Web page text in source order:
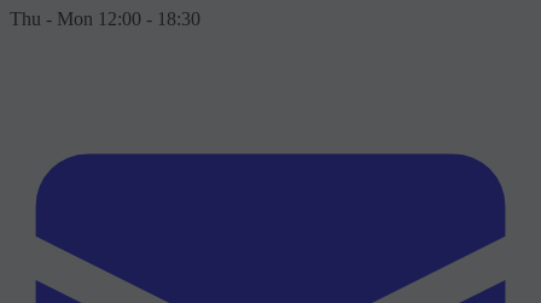
Thu - Mon 12:00 - 18:30